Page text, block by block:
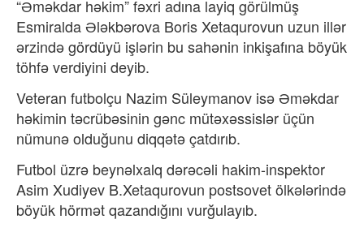
“Əməkdar həkim” fəxri adına layiq görülmüş
Esmiralda Ələkbərova Boris Xetaqurovun uzun illər
ərzində gördüyü işlərin bu sahənin inkişafına böyük
töhfə verdiyini deyib.
Veteran futbolçu Nazim Süleymanov isə Əməkdar
həkimin təcrübəsinin gənc mütəxəssislər üçün
nümunə olduğunu diqqətə çatdırıb.
Futbol üzrə beynəlxalq dərəcəli hakim-inspektor
Asim Xudiyev B.Xetaqurovun postsovet ölkələrində
böyük hörmət qazandığını vurğulayıb.